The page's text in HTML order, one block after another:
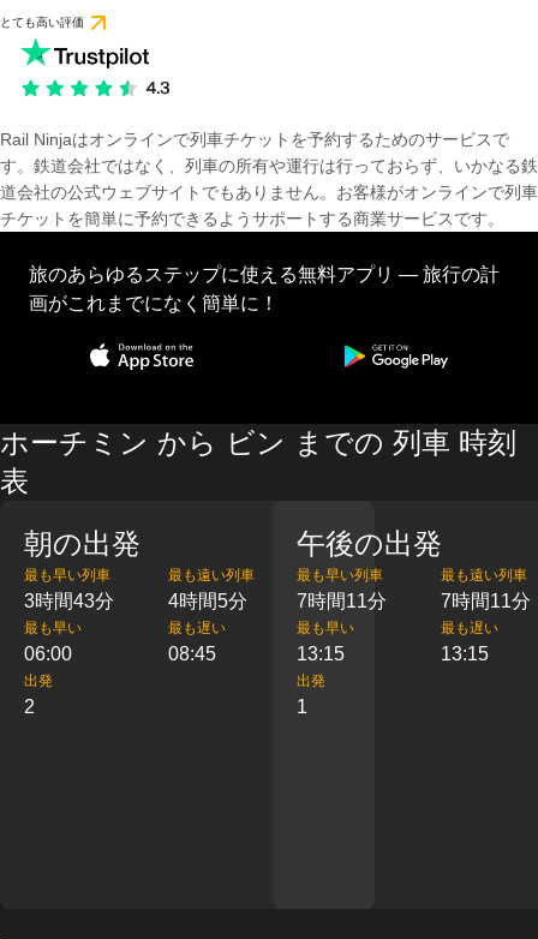
とても高い評価
Rail Ninjaはオンラインで列車チケットを予約するためのサービスで
す。鉄道会社ではなく、列車の所有や運行は行っておらず、いかなる鉄
道会社の公式ウェブサイトでもありません。お客様がオンラインで列車
チケットを簡単に予約できるようサポートする商業サービスです。
旅のあらゆるステップに使える無料アプリ — 旅行の計
画がこれまでになく簡単に！
ホーチミン から ビン までの 列車 時刻
表
朝の出発
最も早い列車
3時間43分
最も遠い列車
4時間5分
最も早い
06:00
最も遅い
08:45
出発
2
午後の出発
最も早い列車
7時間11分
最も遠い列車
7時間11分
最も早い
13:15
最も遅い
13:15
出発
1